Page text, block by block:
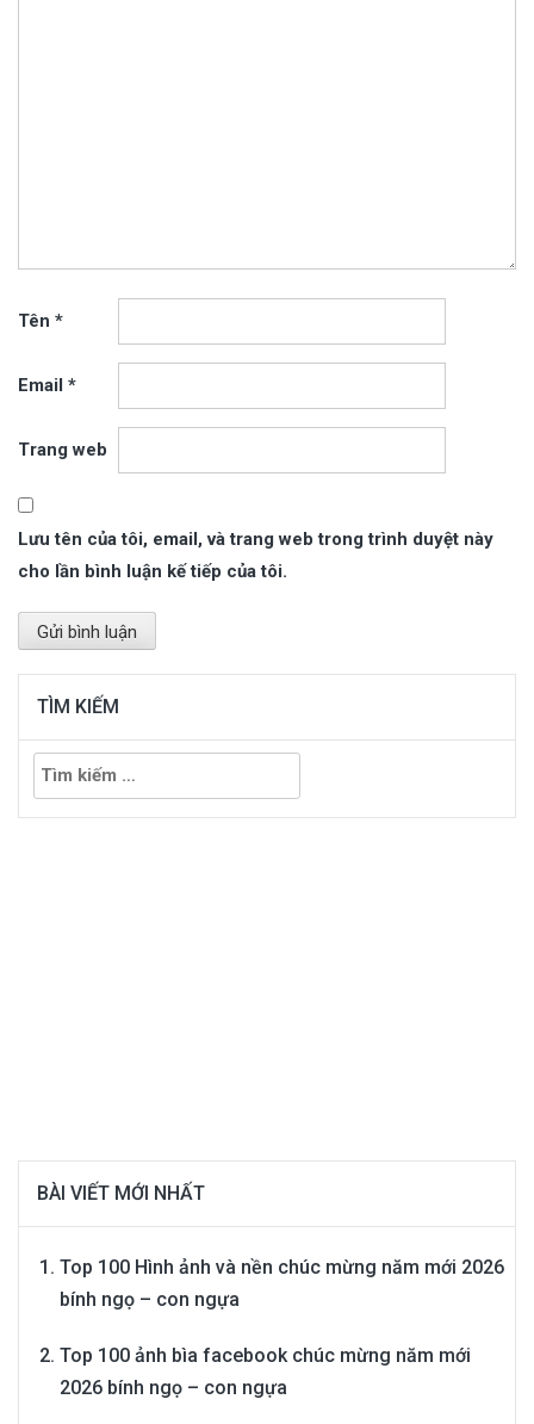
Tên *
Email *
Trang web
Lưu tên của tôi, email, và trang web trong trình duyệt này
cho lần bình luận kế tiếp của tôi.
TÌM KIẾM
Tìm
kiếm
cho:
BÀI VIẾT MỚI NHẤT
Top 100 Hình ảnh và nền chúc mừng năm mới 2026
bính ngọ – con ngựa
Top 100 ảnh bìa facebook chúc mừng năm mới
2026 bính ngọ – con ngựa